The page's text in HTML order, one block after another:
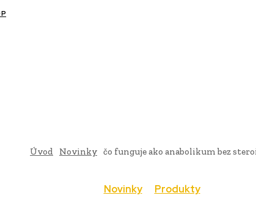
Úvod Novinky čo funguje ako anabolikum bez
Novinky Produkty